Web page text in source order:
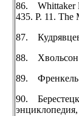
86. Whittaker
435. P. 11. The
87.
88. Хвольсон
89. Френкель
90.